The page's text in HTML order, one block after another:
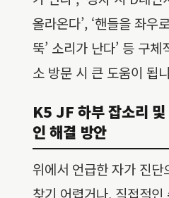
올라온다’, ‘핸들을 좌우
뚝’ 소리가 난다’ 등 구
소 방문 시 큰 도움이 됩
K5 JF 하부 잡소리
인 해결 방안
위에서 언급한 자가 진
찾기 어렵거나, 직접적